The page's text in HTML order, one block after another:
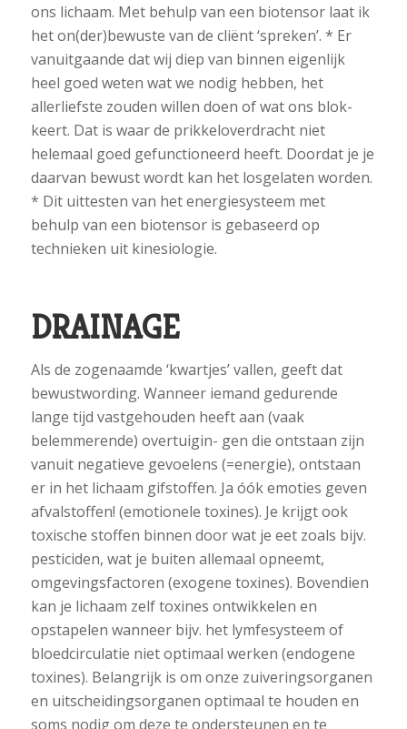
ons lichaam. Met behulp van een biotensor laat ik
het on(der)bewuste van de cliënt ‘spreken’. * Er
vanuitgaande dat wij diep van binnen eigenlijk
heel goed weten wat we nodig hebben, het
allerliefste zouden willen doen of wat ons blok-
keert. Dat is waar de prikkeloverdracht niet
helemaal goed gefunctioneerd heeft. Doordat je je
daarvan bewust wordt kan het losgelaten worden.
* Dit uittesten van het energiesysteem met
behulp van een biotensor is gebaseerd op
technieken uit kinesiologie.
DRAINAGE
Als de zogenaamde ‘kwartjes’ vallen, geeft dat
bewustwording. Wanneer iemand gedurende
lange tijd vastgehouden heeft aan (vaak
belemmerende) overtuigin- gen die ontstaan zijn
vanuit negatieve gevoelens (=energie), ontstaan
er in het lichaam gifstoffen. Ja óók emoties geven
afvalstoffen! (emotionele toxines). Je krijgt ook
toxische stoffen binnen door wat je eet zoals bijv.
pesticiden, wat je buiten allemaal opneemt,
omgevingsfactoren (exogene toxines). Bovendien
kan je lichaam zelf toxines ontwikkelen en
opstapelen wanneer bijv. het lymfesysteem of
bloedcirculatie niet optimaal werken (endogene
toxines). Belangrijk is om onze zuiveringsorganen
en uitscheidingsorganen optimaal te houden en
soms nodig om deze te ondersteunen en te